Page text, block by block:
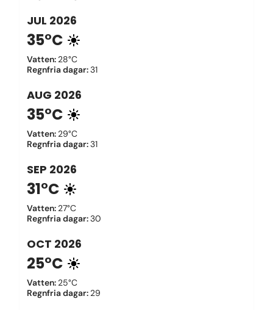
JUL 2026
35°C
Vatten: 28°C
Regnfria dagar:31
AUG 2026
35°C
Vatten: 29°C
Regnfria dagar:31
SEP 2026
31°C
Vatten: 27°C
Regnfria dagar:30
OCT 2026
25°C
Vatten: 25°C
Regnfria dagar: 29